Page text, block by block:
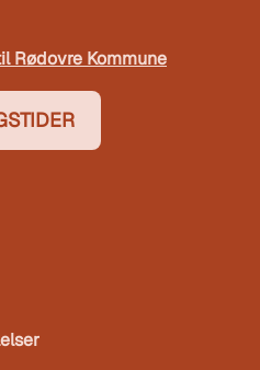
Rødovre Kommune